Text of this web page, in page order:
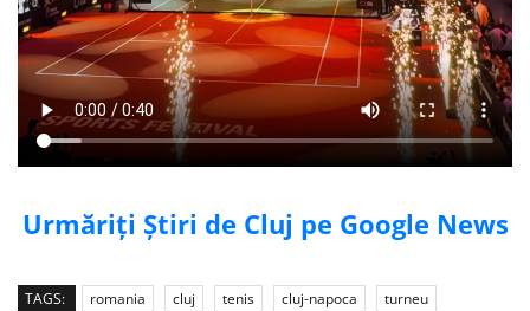
Urmăriți Știri de Cluj pe Google News
TAGS: romania cluj tenis cluj-napoca
turneu